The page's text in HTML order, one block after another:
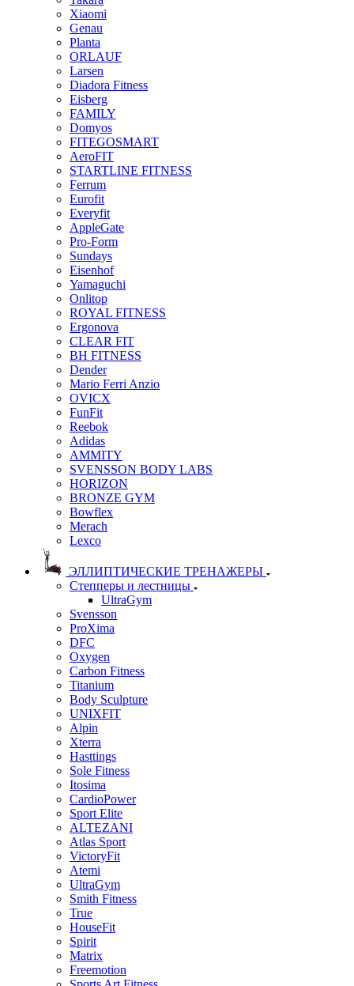
Xiaomi
Genau
Planta
ORLAUF
Larsen
Diadora Fitness
Eisberg
FAMILY
Domyos
FITEGOSMART
AeroFIT
STARTLINE FITNESS
Ferrum
Eurofit
Everyfit
AppleGate
Pro-Form
Sundays
Eisenhof
Yamaguchi
Onlitop
ROYAL FITNESS
Ergonova
CLEAR FIT
BH FITNESS
Dender
Mario Ferri Anzio
OVICX
FunFit
Reebok
Adidas
AMMITY
SVENSSON BODY LABS
HORIZON
BRONZE GYM
Bowflex
Merach
Lexco
ЭЛЛИПТИЧЕСКИЕ ТРЕНАЖЕРЫ
Степперы и лестницы
UltraGym
Svensson
ProXima
DFC
Oxygen
Carbon Fitness
Titanium
Body Sculpture
UNIXFIT
Alpin
Xterra
Hasttings
Sole Fitness
Itosima
CardioPower
Sport Elite
ALTEZANI
Atlas Sport
VictoryFit
Atemi
UltraGym
Smith Fitness
True
HouseFit
Spirit
Matrix
Freemotion